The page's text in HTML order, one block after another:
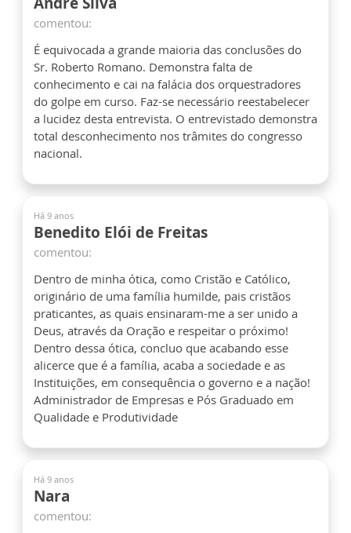
comentou:
É equivocada a grande maioria das conclusões do
Sr. Roberto Romano. Demonstra falta de
conhecimento e cai na falácia dos orquestradores
do golpe em curso. Faz-se necessário reestabelecer
a lucidez desta entrevista. O entrevistado demonstra
total desconhecimento nos trâmites do congresso
nacional.
Há 9 anos
Benedito Elói de Freitas
comentou:
Dentro de minha ótica, como Cristão e Católico,
originário de uma família humilde, pais cristãos
praticantes, as quais ensinaram-me a ser unido a
Deus, através da Oração e respeitar o próximo!
Dentro dessa ótica, concluo que acabando esse
alicerce que é a família, acaba a sociedade e as
Instituições, em consequência o governo e a nação!
Administrador de Empresas e Pós Graduado em
Qualidade e Produtividade
Há 9 anos
Nara
comentou: